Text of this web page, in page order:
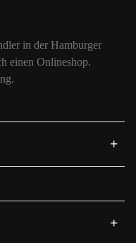
in der Hamburger
einen Onlineshop.